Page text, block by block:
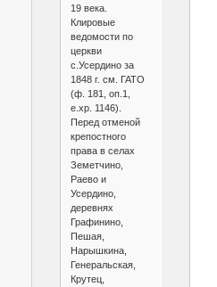
19 века.
Клировые
ведомости по
церкви
с.Усердино за
1848 г. см. ГАТО
(ф. 181, оп.1,
е.хр. 1146).
Перед отменой
крепостного
права в селах
Земетчино,
Раево и
Усердино,
деревнях
Графинино,
Пешая,
Нарышкина,
Генеральская,
Крутец,